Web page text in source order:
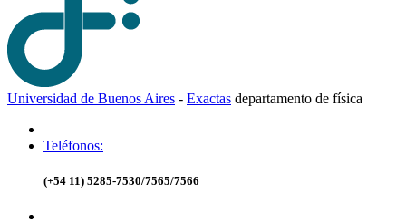
Universidad de Buenos Aires - Exactas departamento de física
Teléfonos:
(+54 11) 5285-7530/7565/7566